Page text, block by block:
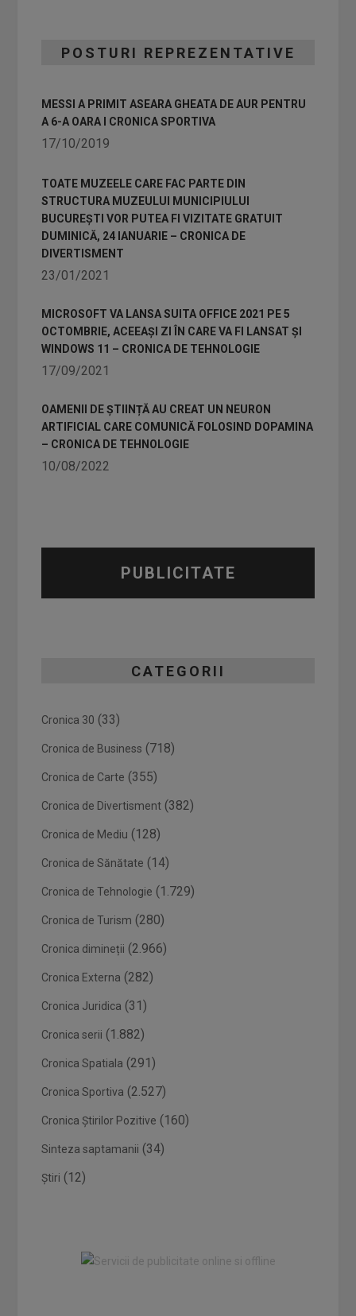
POSTURI REPREZENTATIVE
MESSI A PRIMIT ASEARA GHEATA DE AUR PENTRU
A 6-A OARA I CRONICA SPORTIVA
17/10/2019
TOATE MUZEELE CARE FAC PARTE DIN
STRUCTURA MUZEULUI MUNICIPIULUI
BUCUREȘTI VOR PUTEA FI VIZITATE GRATUIT
DUMINICĂ, 24 IANUARIE – CRONICA DE
DIVERTISMENT
23/01/2021
MICROSOFT VA LANSA SUITA OFFICE 2021 PE 5
OCTOMBRIE, ACEEAȘI ZI ÎN CARE VA FI LANSAT ȘI
WINDOWS 11 – CRONICA DE TEHNOLOGIE
17/09/2021
OAMENII DE ȘTIINȚĂ AU CREAT UN NEURON
ARTIFICIAL CARE COMUNICĂ FOLOSIND DOPAMINA
– CRONICA DE TEHNOLOGIE
10/08/2022
PUBLICITATE
CATEGORII
Cronica 30 (33)
Cronica de Business (718)
Cronica de Carte (355)
Cronica de Divertisment (382)
Cronica de Mediu (128)
Cronica de Sănătate (14)
Cronica de Tehnologie (1.729)
Cronica de Turism (280)
Cronica dimineții (2.966)
Cronica Externa (282)
Cronica Juridica (31)
Cronica serii (1.882)
Cronica Spatiala (291)
Cronica Sportiva (2.527)
Cronica Știrilor Pozitive (160)
Sinteza saptamanii (34)
Știri (12)